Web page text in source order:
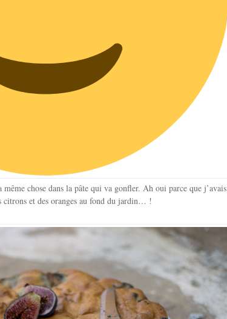
même chose dans la pâte qui va gonfler. Ah oui parce que j’avais
citrons et des oranges au fond du jardin… !